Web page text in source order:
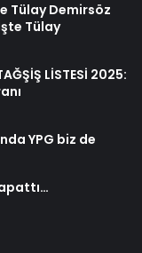
Tülay Demirsöz
Tülay
LİSTESİ 2025:
YPG biz de